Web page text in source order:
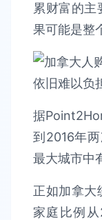
累财富的主
果可能是整
据
到2016年
最大城市中
正如加拿大
家庭比例